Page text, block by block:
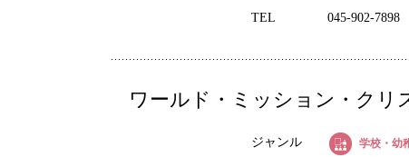
TEL 045-902-7898
ワールド・ミッション・クリ
ジャンル 学校・幼